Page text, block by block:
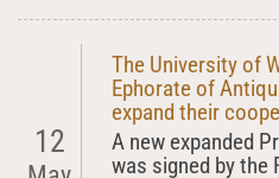
12
The University of
Ephorate of
expand their
A new expanded
was signed by the